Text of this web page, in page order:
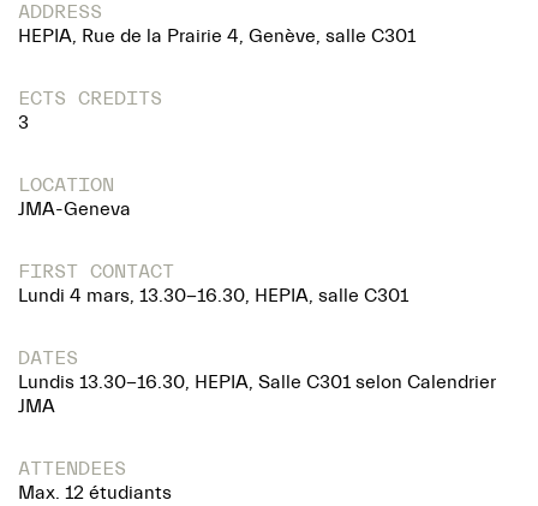
ADDRESS
HEPIA, Rue de la Prairie 4, Genève, salle C301
ECTS CREDITS
3
LOCATION
JMA-Geneva
FIRST CONTACT
Lundi 4 mars, 13.30-16.30, HEPIA, salle C301
DATES
Lundis 13.30-16.30, HEPIA, Salle C301 selon Calendrier
JMA
ATTENDEES
Max. 12 étudiants